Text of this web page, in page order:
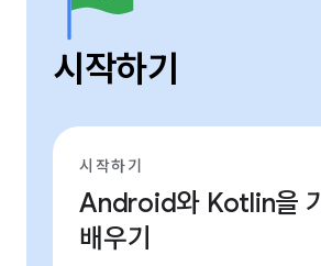
시작하기
시작하기
Android와 Kotlin을
배우기